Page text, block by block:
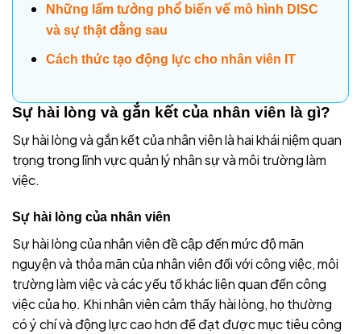
Những lầm tưởng phổ biến về mô hình DISC
và sự thật đằng sau
Cách thức tạo động lực cho nhân viên IT
Sự hài lòng và gắn kết của nhân viên là gì?
Sự hài lòng và gắn kết của nhân viên là hai khái niệm quan
trọng trong lĩnh vực quản lý nhân sự và môi trường làm
việc.
Sự hài lòng của nhân viên
Sự hài lòng của nhân viên đề cập đến mức độ mãn
nguyện và thỏa mãn của nhân viên đối với công việc, môi
trường làm việc và các yếu tố khác liên quan đến công
việc của họ. Khi nhân viên cảm thấy hài lòng, họ thường
có ý chí và động lực cao hơn để đạt được mục tiêu công